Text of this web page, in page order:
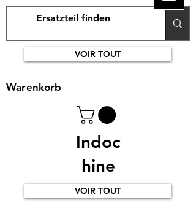
VOIR TOUT
Indoc
hine
Warenkorb
VOIR TOUT